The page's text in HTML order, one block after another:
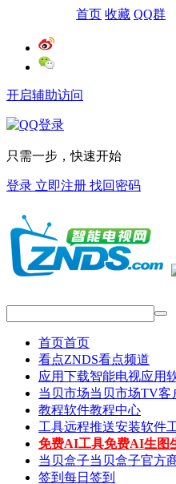
首页 收藏 QQ群
开启辅助访问
只需一步，快速开始
登录 立即注册 找回密码
首页首页
看点ZNDS看点频道
应用下载智能电视应用
当贝市场当贝市场TV客
教程软件教程中心
工具远程推送安装软件
免费AI工具免费AI生图
当贝盒子当贝盒子官方
签到 每日签到